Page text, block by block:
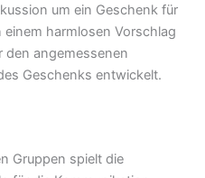
um ein Geschenk für
harmlosen Vorschlag
den angemessenen
Geschenks entwickelt.
Gruppen spielt die